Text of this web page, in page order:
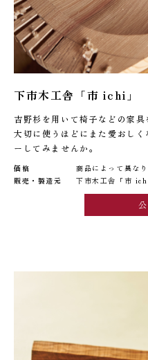
下市木工舎「市 ichi」
吉野杉を用いて椅子などの家
大切に使うほどにまた愛おし
ーしてみませんか。
価格
商品によって異なり
販売・製造元
下市木工舎「市 ichi